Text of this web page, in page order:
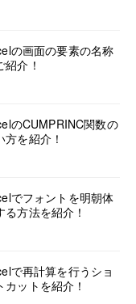
の画面の要素の名称
紹介！
のCUMPRINC関数の
方を紹介！
でフォントを明朝体
る方法を紹介！
で再計算を行うショ
カットを紹介！